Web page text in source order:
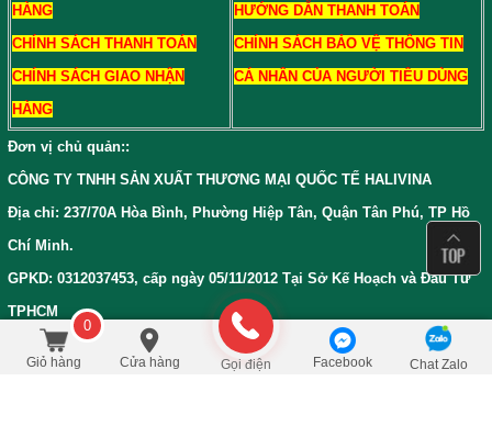
1.350.000 950.000 /Cái Đặt mua
HÀNG
CHÍNH SÁCH THANH TOÁN
CHÍNH SÁCH GIAO NHẬN
HÀNG
HƯỚNG DẪN THANH TOÁN
CHÍNH SÁCH BẢO VỆ THÔNG TIN
CÁ NHÂN CỦA NGƯỜI TIÊU DÙNG
Đơn vị chủ quản::
CÔNG TY TNHH SẢN XUẤT THƯƠNG MẠI QUỐC TẾ HALIVINA
Địa chỉ: 237/70A Hòa Bình, Phường Hiệp Tân, Quận Tân Phú, TP Hồ
Chí Minh.
GPKD: 0312037453, cấp ngày 05/11/2012 Tại Sở Kế Hoạch và Đầu Tư
TPHCM
0
Giỏ hàng Cửa hàng Gọi điện Facebook Chat Zalo